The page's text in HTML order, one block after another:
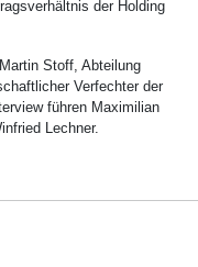
der Holding
Stoff, Abteilung
Verfechter der
führen Maximilian
Lechner.